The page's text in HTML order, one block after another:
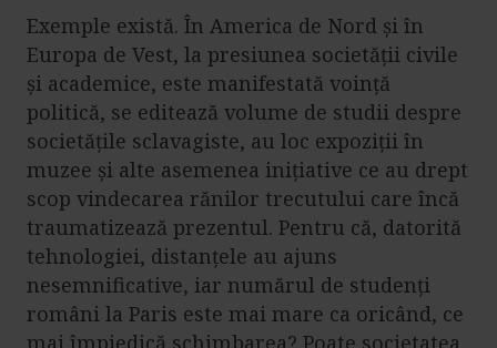
Exemple există. În America de Nord și în
Europa de Vest, la presiunea societății civile
și academice, este manifestată voință
politică, se editează volume de studii despre
societățile sclavagiste, au loc expoziții în
muzee și alte asemenea inițiative ce au drept
scop vindecarea rănilor trecutului care încă
traumatizează prezentul. Pentru că, datorită
tehnologiei, distanțele au ajuns
nesemnificative, iar numărul de studenți
români la Paris este mai mare ca oricând, ce
mai împiedică schimbarea? Poate societatea